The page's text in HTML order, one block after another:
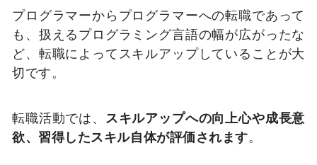
プログラマーからプログラマーへの転職であって
も、扱えるプログラミング言語の幅が広がったな
ど、転職によってスキルアップしていることが大
切です。
転職活動では、 スキルアップへの向上心や成長意
欲、習得したスキル自体が評価されます。